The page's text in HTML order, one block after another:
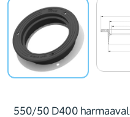
550/50 D400